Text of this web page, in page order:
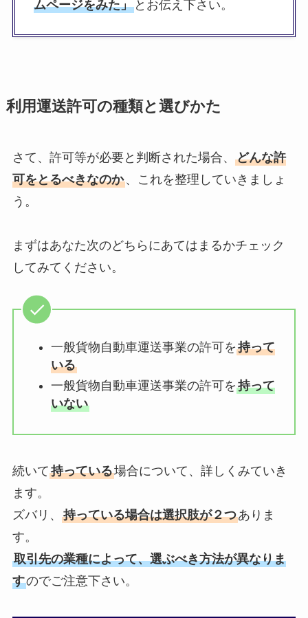
ムページをみた」とお伝え下さい。
利用運送許可の種類と選びかた
さて、許可等が必要と判断された場合、 どんな許
可をとるべきなのか、これを整理していきましょ
う。
まずはあなた次のどちらにあてはまるかチェック
してみてください。
一般貨物自動車運送事業の許可を持って
いる
一般貨物自動車運送事業の許可を持って
いない
続いて持っている場合について、詳しくみていき
ます。
ズバリ、 持っている場合は選択肢が２つありま
す。
取引先の業種によって、選ぶべき方法が異なりま
すのでご注意下さい。